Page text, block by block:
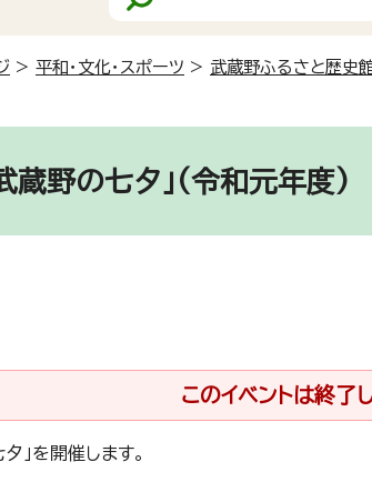
> 平和・文化・スポーツ > 武蔵野ふるさと歴史
蔵野の七夕」(令和元年度)
このイベントは終了
」を開催します。